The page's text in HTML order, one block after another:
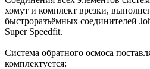
хомут и комплект врезки,
быстроразъёмных соединителей
Super Speedfit.
Система обратного осмоса
комплектуется: